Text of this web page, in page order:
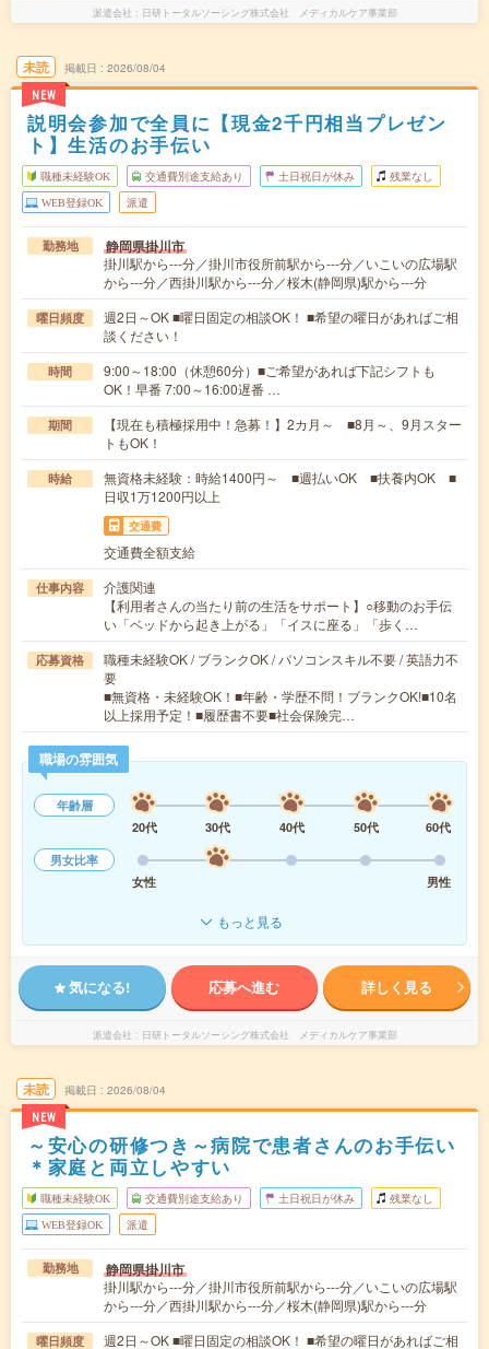
派遣会社 日研トータルソーシング株式会社 メディカルケア事業部
未読
NEW
掲載日 2026/08/04
説明会参加で全員に【現金2千円相当プレゼン
ト】生活のお手伝い
職種未経験OK 交通費別途支給あり 土日祝日が休み 残業なし
WEB登録OK 派遣
勤務地 静岡県掛川市
掛川駅から---分／掛川市役所前駅から---分／いこいの広場駅
から---分／西掛川駅から---分／桜木(静岡県)駅から---分
曜日頻度
週2日～OK ■曜日固定の相談OK！ ■希望の曜日があればご相
談ください！
時間
9:00～18:00（休憩60分）■ご希望があれば下記シフトも
OK！早番 7:00～16:00遅番 …
期間
【現在も積極採用中！急募！】2カ月～ ■8月～、9月スター
トもOK！
時給
無資格未経験：時給1400円～ ■週払いOK ■扶養内OK ■
日収1万1200円以上
交通費
交通費全額支給
仕事内容
介護関連
【利用者さんの当たり前の生活をサポート】○移動のお手伝
い「ベッドから起き上がる」「イスに座る」「歩く…
応募資格
職種未経験OK / ブランクOK / パソコンスキル不要 / 英語力不
要
■無資格・未経験OK！■年齢・学歴不問！ブランクOK!■10名
以上採用予定！■履歴書不要■社会保険完…
職場の雰囲気
年齢層
20代
30代 40代 50代
60代
男女比率
女性
男性
もっと見る
気になる! 応募へ進む 詳しく見る
派遣会社 日研トータルソーシング株式会社 メディカルケア事業部
未読
NEW
掲載日 2026/08/04
～安心の研修つき～病院で患者さんのお手伝い
＊家庭と両立しやすい
職種未経験OK 交通費別途支給あり 土日祝日が休み 残業なし
WEB登録OK 派遣
勤務地 静岡県掛川市
掛川駅から---分／掛川市役所前駅から---分／いこいの広場駅
から---分／西掛川駅から---分／桜木(静岡県)駅から---分
曜日頻度
週2日～OK ■曜日固定の相談OK！ ■希望の曜日があればご相